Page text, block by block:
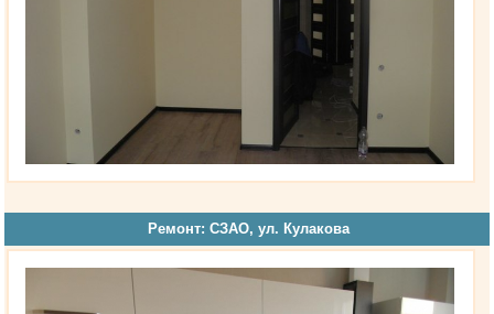
Ремонт: СЗАО, ул. Кулакова